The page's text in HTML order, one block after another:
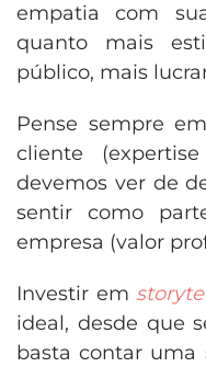
empatia com
quanto mais
público, mais
Pense sempre
cliente
devemos ver de
sentir como
empresa (valor
Investir em
ideal, desde que
basta contar uma